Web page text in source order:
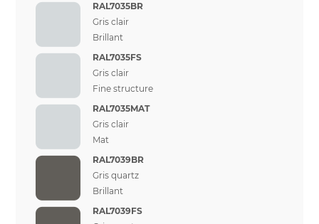
RAL7035BR
Gris clair
Brillant
RAL7035FS
Gris clair
Fine structure
RAL7035MAT
Gris clair
Mat
RAL7039BR
Gris quartz
Brillant
RAL7039FS